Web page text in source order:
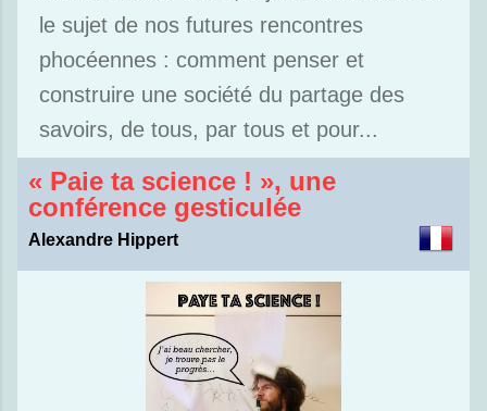
le sujet de nos futures rencontres
phocéennes : comment penser et
construire une société du partage des
savoirs, de tous, par tous et pour...
« Paie ta science ! », une
conférence gesticulée
Alexandre Hippert